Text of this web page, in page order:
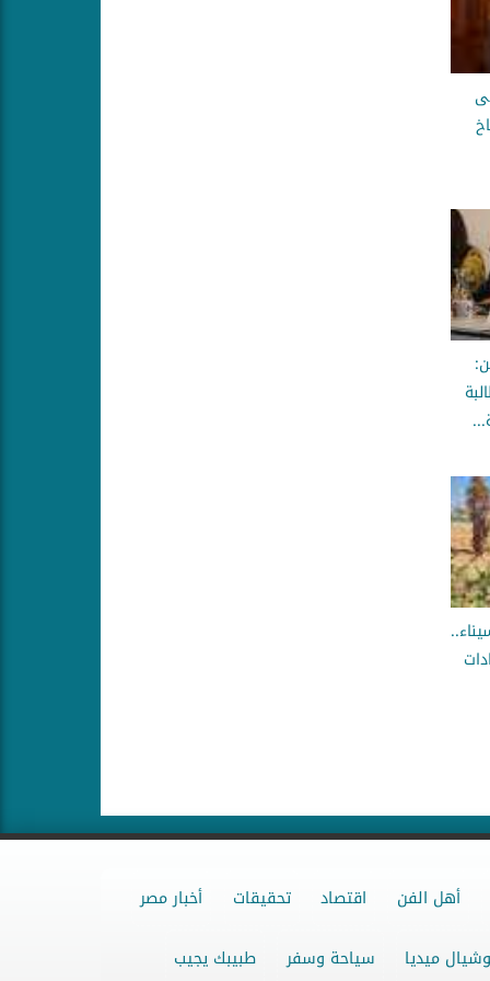
أهل الفن اقتصاد تحقيقات أخبار مصر
ميديا سياحة وسفر طبيبك يجيب